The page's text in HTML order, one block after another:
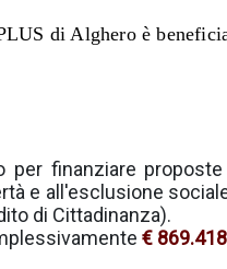
di Alghero è
per finanziare
e all'esclusione
di Cittadinanza).
€ 869.418